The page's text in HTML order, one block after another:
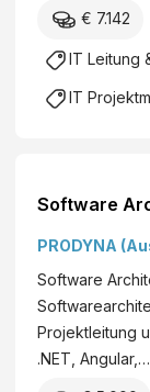
€ 7.142
IT Leitung
IT
Software
PRODYNA
Software
Projektleitung
.NET, Angular,…